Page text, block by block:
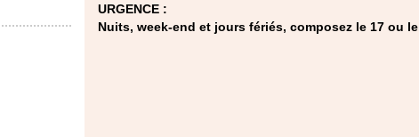
URGENCE :
Nuits, week-end et jours fériés, composez le 17 ou